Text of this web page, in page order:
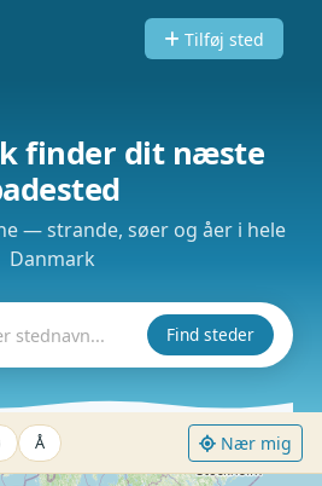
Tilføj sted
finder dit næste
— strande, søer og åer i hele
Danmark
Find steder
Å Nær mig